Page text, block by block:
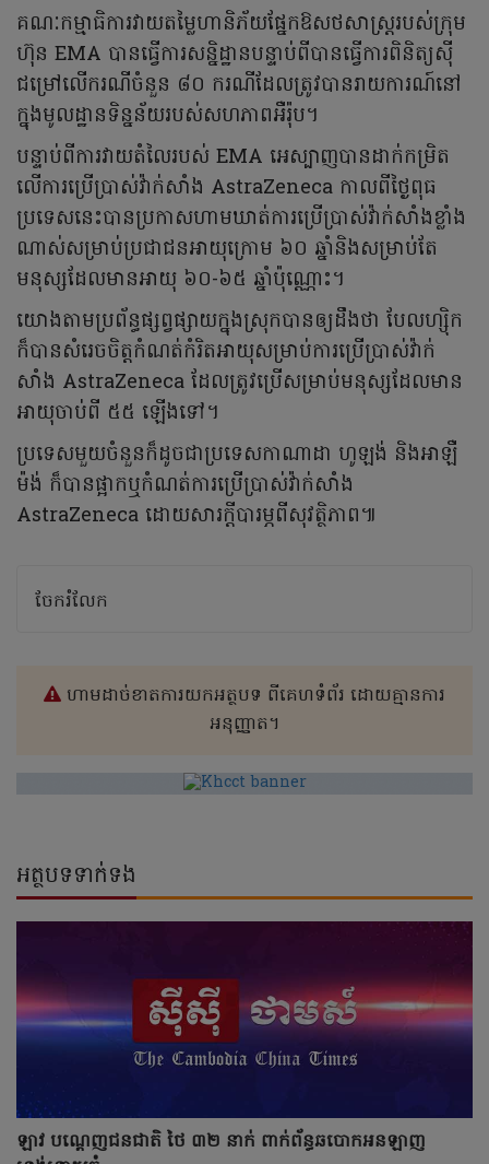
គណៈកម្មាធិការវាយតម្លៃហានិភ័យផ្នែកឱសថសាស្ត្ររបស់ក្រុម
ហ៊ុន EMA បានធ្វើការសន្និដ្ឋានបន្ទាប់ពីបានធ្វើការពិនិត្យស៊ី
ជម្រៅលើករណីចំនួន ៨០ ករណីដែលត្រូវបានរាយការណ៍នៅ
ក្នុងមូលដ្ឋានទិន្នន័យរបស់សហភាពអឺរ៉ុប។
បន្ទាប់ពីការវាយតំលៃរបស់ EMA អេស្បាញបានដាក់កម្រិត
លើការប្រើប្រាស់វ៉ាក់សាំង AstraZeneca កាលពីថ្ងៃពុធ
ប្រទេសនេះបានប្រកាសហាមឃាត់ការប្រើប្រាស់វ៉ាក់សាំងខ្លាំង
ណាស់សម្រាប់ប្រជាជនអាយុក្រោម ៦០ ឆ្នាំនិងសម្រាប់តែ
មនុស្សដែលមានអាយុ ៦០-៦៥ ឆ្នាំប៉ុណ្ណោះ។
យោងតាមប្រព័ន្ធផ្សព្វផ្សាយក្នុងស្រុកបានឲ្យដឹងថា បែលហ្ស៊ិក
ក៏បានសំរេចចិត្តកំណត់កំរិតអាយុសម្រាប់ការប្រើប្រាស់វ៉ាក់
សាំង AstraZeneca ដែលត្រូវប្រើសម្រាប់មនុស្សដែលមាន
អាយុចាប់ពី ៥៥ ឡើងទៅ។
ប្រទេសមួយចំនួនក៏ដូចជាប្រទេសកាណាដា ហូឡង់ និងអាឡឺ
ម៉ង់ ក៏បានផ្អាកឬកំណត់ការប្រើប្រាស់វ៉ាក់សាំង
AstraZeneca ដោយសារក្តីបារម្ភពីសុវត្ថិភាព៕
ចែករំលែក
ហាមដាច់ខាតការយកអត្ថបទ ពីគេហទំព័រ ដោយគ្មានការ
អនុញ្ញាត។
អត្ថបទទាក់ទង
ឡាវ បណ្តេញជនជាតិ ថៃ ៣២ នាក់ ពាក់ព័ន្ធឆបោកអនឡាញ